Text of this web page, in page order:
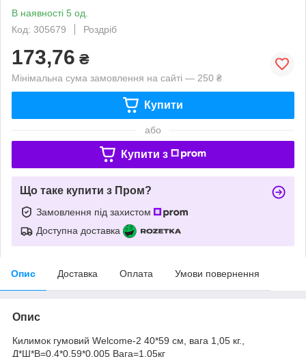
В наявності 5 од.
Код: 305679
Роздріб
173,76 ₴
Мінімальна сума замовлення на сайті — 250 ₴
Купити
або
Купити з
Що таке купити з Пром?
Замовлення під захистом
Доступна доставка
Опис Доставка Оплата Умови повернення
Опис
Килимок гумовий Welcome-2 40*59 см, вага 1,05 кг.,
Д*Ш*В=0,4*0,59*0,005 Вага=1,05кг